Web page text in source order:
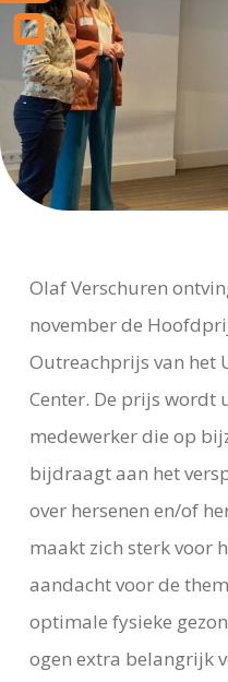
Olaf Verschuren
november de
Outreachprijs van het
Center. De prijs wordt
medewerker die op
bijdraagt aan het
over hersenen en/of
maakt zich sterk voor
aandacht voor de
optimale fysieke
ogen extra belangrijk